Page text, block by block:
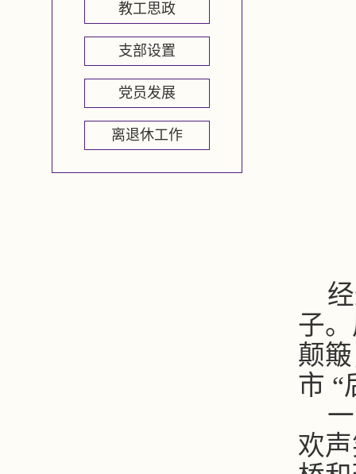
教工思政
支部设置
党员发展
离退休工作
子
颠
市 “
欢